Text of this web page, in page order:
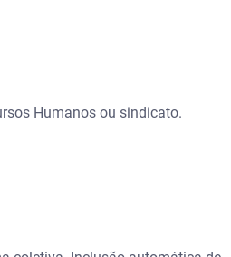
Humanos ou sindicato.